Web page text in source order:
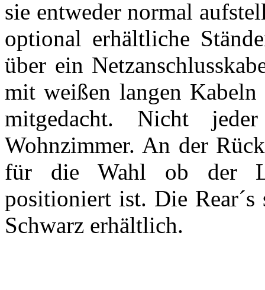
sie entweder normal
optional erhältliche
über ein
mit weißen langen
mitgedacht. Nicht
Wohnzimmer. An der
für die Wahl ob der
positioniert ist. Die
Schwarz erhältlich.